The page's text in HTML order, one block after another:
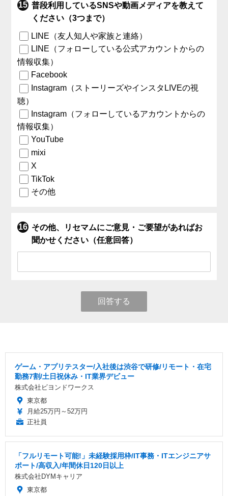
普段利用しているSNSや動画メディアを教えて
ください（3つまで）
LINE（友人知人や家族と連絡）
LINE（フォローしている公式アカウントからの
情報収集）
Facebook
Instagram（ストーリーズやインスタLIVEの視
聴）
Instagram（フォローしているアカウントからの
情報収集）
YouTube
mixi
X
TikTok
その他
その他、リセマムにご意見・ご要望があればお
聞かせください（任意回答）
回答する
ゲーム・アプリテスター/入社後は渋谷で研修/リモート・在宅
勤務7割/土日祝休み・IT業界デビュー
株式会社ビヨンドワークス
東京都
月給25万円～52万円
正社員
「フルリモート可能!」未経験採用枠/IT事務・ITエンジニアサ
ポート/高収入/年間休日120日以上
株式会社DYMキャリア
東京都